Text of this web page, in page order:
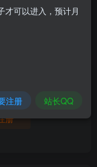
册
才可以进入，预计月
注册 站长QQ